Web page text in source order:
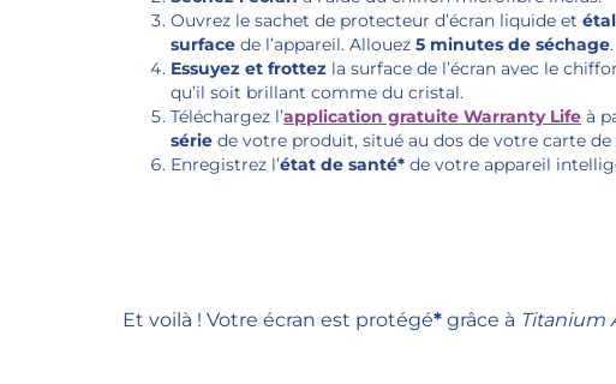
Ouvrez le sachet de protecteur d’écran liquide et
surface de l’appareil. Allouez 5 minutes de séchage.
Essuyez et frottez la surface de l’écran avec le
qu’il soit brillant comme du cristal.
Téléchargez l’application gratuite Warranty Life à
série de votre produit, situé au dos de votre carte de
Enregistrez l’état de santé* de votre appareil
Et voilà ! Votre écran est protégé* grâce à Titanium